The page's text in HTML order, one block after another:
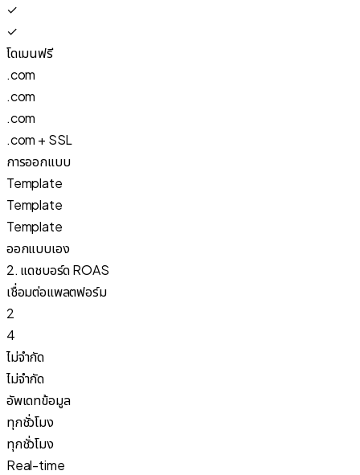
✓
✓
โดเมนฟรี
.com
.com
.com
.com + SSL
การออกแบบ
Template
Template
Template
ออกแบบเอง
2. แดชบอร์ด ROAS
เชื่อมต่อแพลตฟอร์ม
2
4
ไม่จำกัด
ไม่จำกัด
อัพเดทข้อมูล
ทุกชั่วโมง
ทุกชั่วโมง
Real-time